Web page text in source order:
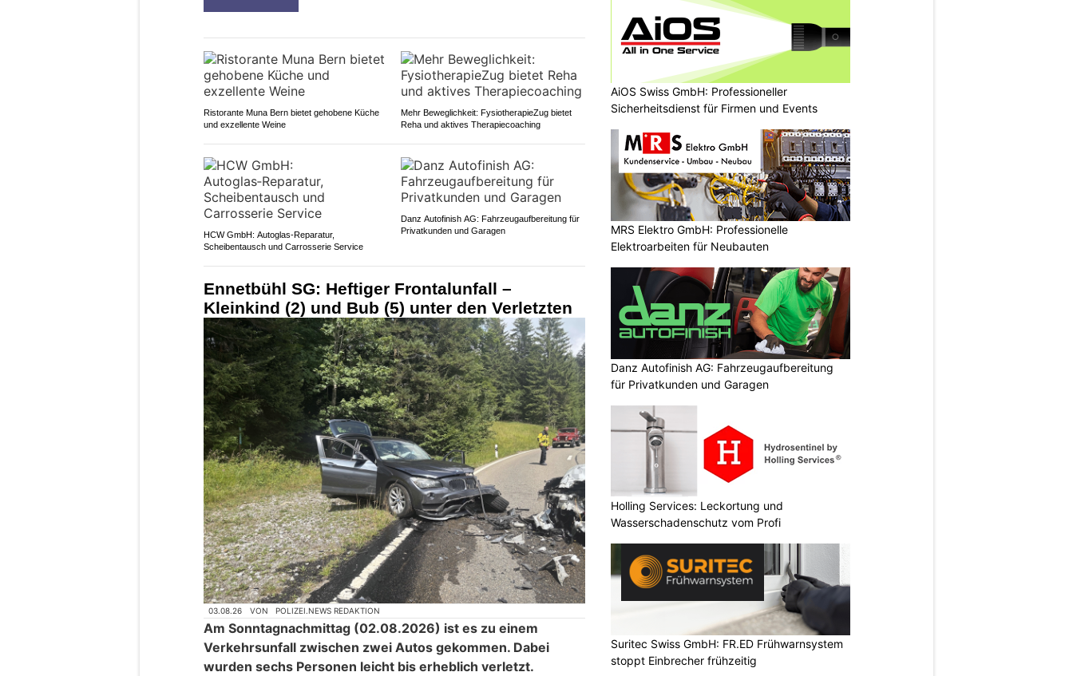
Ristorante Muna Bern bietet gehobene Küche
und exzellente Weine
Mehr Beweglichkeit: FysiotherapieZug bietet
Reha und aktives Therapiecoaching
HCW GmbH: Autoglas‑Reparatur,
Scheibentausch und Carrosserie Service
Danz Autofinish AG: Fahrzeugaufbereitung für
Privatkunden und Garagen
Ennetbühl SG: Heftiger Frontalunfall –
Kleinkind (2) und Bub (5) unter den Verletzten
03.08.26 VON POLIZEI.NEWS REDAKTION
Am Sonntagnachmittag (02.08.2026) ist es zu einem
Verkehrsunfall zwischen zwei Autos gekommen. Dabei
wurden sechs Personen leicht bis erheblich verletzt.
AiOS Swiss GmbH: Professioneller
Sicherheitsdienst für Firmen und Events
MRS Elektro GmbH: Professionelle
Elektroarbeiten für Neubauten
Danz Autofinish AG: Fahrzeugaufbereitung
für Privatkunden und Garagen
Holling Services: Leckortung und
Wasserschadenschutz vom Profi
Suritec Swiss GmbH: FR.ED Frühwarnsystem
stoppt Einbrecher frühzeitig